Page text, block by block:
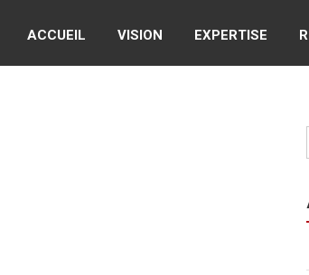
ACCUEIL VISION EXPERTISE